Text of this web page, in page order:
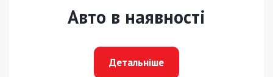
Авто в наявності
Детальніше